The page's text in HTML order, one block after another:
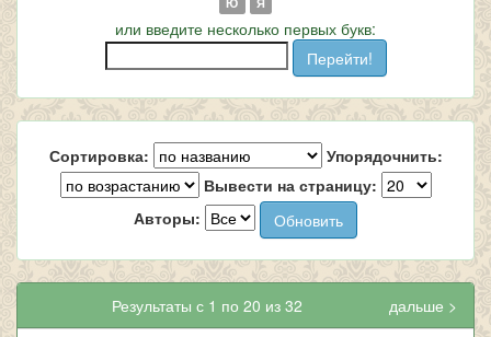
или введите несколько первых букв:
Сортировка:
Упорядочнить:
Вывести на страницу:
Авторы:
Результаты с 1 по 20 из 32
дальше >